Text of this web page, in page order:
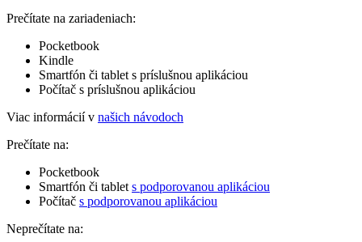
Prečítate na zariadeniach:
Pocketbook
Kindle
Smartfón či tablet s príslušnou aplikáciou
Počítač s príslušnou aplikáciou
Viac informácií v našich návodoch
Prečítate na:
Pocketbook
Smartfón či tablet s podporovanou aplikáciou
Počítač s podporovanou aplikáciou
Neprečítate na: